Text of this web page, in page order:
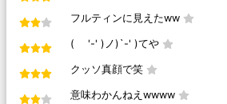
フルティンに見えたww
( '-' )ノ)`-' )てや
クッソ真顔で笑
意味わかんねえwwww